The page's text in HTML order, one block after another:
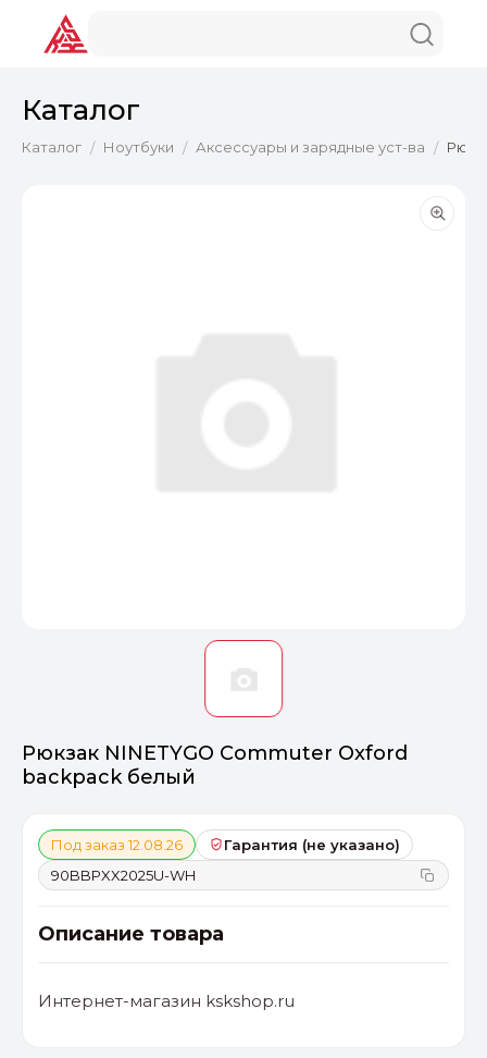
Каталог
Каталог / Ноутбуки / Аксессуары и зарядные уст-ва /
Рюкзак NINETYGO Commuter Oxford
backpack белый
Под заказ 12.08.26
Гарантия (не указано)
90BBPXX2025U-WH
Описание товара
Интернет-магазин kskshop.ru